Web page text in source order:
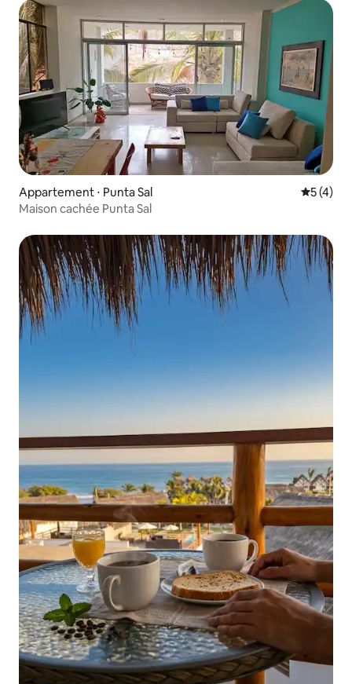
Appartement ⋅ Punta Sal
5 (4)
Maison cachée Punta Sal